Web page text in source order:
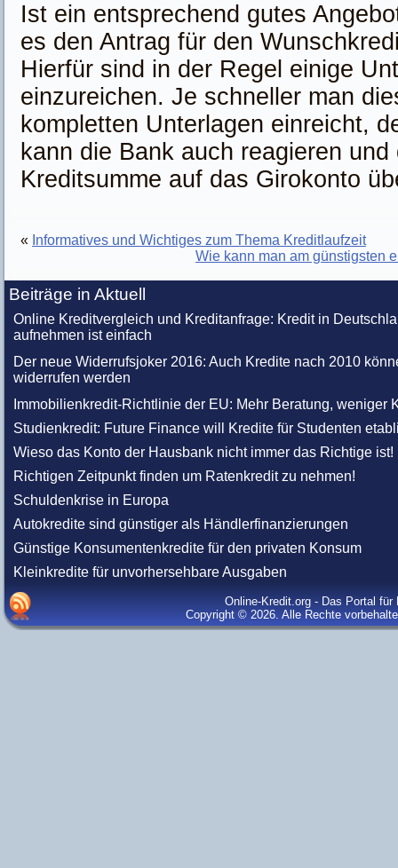
Ist ein entsprechend gutes
es den Antrag für den
Hierfür sind in der Regel einige
einzureichen. Je schneller man
kompletten Unterlagen einreicht,
kann die Bank auch reagieren
Kreditsumme auf das Girokonto
« Informatives und Wichtiges zum Thema Kreditlaufzeit
Wie kann man am günstigsten
Beiträge in Aktuell
Online Kreditvergleich und Kreditanfrage: Kredit in
aufnehmen ist einfach
Der neue Widerrufsjoker 2016: Auch Kredite nach 2010
widerrufen werden
Immobilienkredit-Richtlinie der EU: Mehr Beratung, weniger
Studienkredit: Future Finance will Kredite für Studenten
Wieso das Konto der Hausbank nicht immer das Richtige ist!
Richtigen Zeitpunkt finden um Ratenkredit zu nehmen!
Schuldenkrise in Europa
Autokredite sind günstiger als Händlerfinanzierungen
Günstige Konsumentenkredite für den privaten Konsum
Kleinkredite für unvorhersehbare Ausgaben
Online-Kredit.org - Das Portal
Copyright © 2026. Alle Rechte